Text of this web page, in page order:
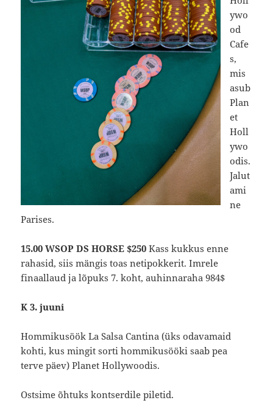
ywo
od
Cafe
s,
mis
asub
Plan
et
Holl
ywo
odis.
Jalut
ami
ne
Parises.
15.00 WSOP DS HORSE $250 Kass kukkus enne
rahasid, siis mängis toas netipokkerit. Imrele
finaallaud ja lõpuks 7. koht, auhinnaraha 984$
K 3. juuni
Hommikusöök La Salsa Cantina (üks odavamaid
kohti, kus mingit sorti hommikusööki saab pea
terve päev) Planet Hollywoodis.
Ostsime õhtuks kontserdile piletid.